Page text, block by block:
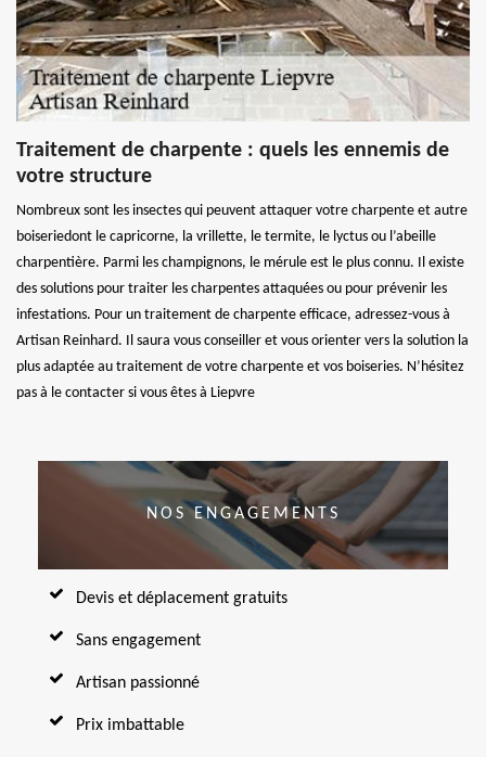
Traitement de charpente : quels les ennemis de
votre structure
Nombreux sont les insectes qui peuvent attaquer votre charpente et autre
boiseriedont le capricorne, la vrillette, le termite, le lyctus ou l’abeille
charpentière. Parmi les champignons, le mérule est le plus connu. Il existe
des solutions pour traiter les charpentes attaquées ou pour prévenir les
infestations. Pour un traitement de charpente efficace, adressez-vous à
Artisan Reinhard. Il saura vous conseiller et vous orienter vers la solution la
plus adaptée au traitement de votre charpente et vos boiseries. N’hésitez
pas à le contacter si vous êtes à Liepvre
NOS ENGAGEMENTS
Devis et déplacement gratuits
Sans engagement
Artisan passionné
Prix imbattable